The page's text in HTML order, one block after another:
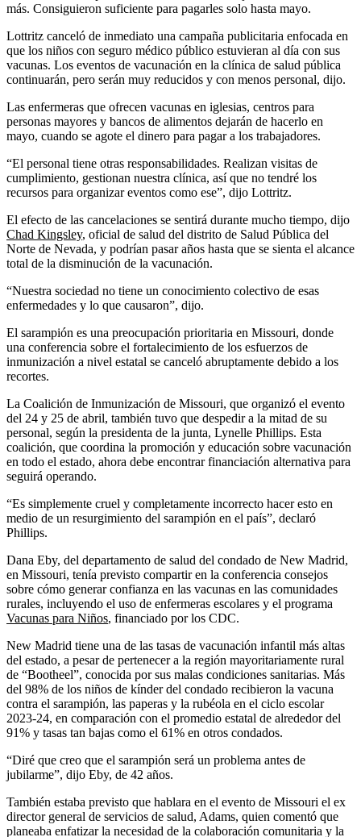
más. Consiguieron suficiente para pagarles solo hasta mayo.
Lottritz canceló de inmediato una campaña publicitaria enfocada en
que los niños con seguro médico público estuvieran al día con sus
vacunas. Los eventos de vacunación en la clínica de salud pública
continuarán, pero serán muy reducidos y con menos personal, dijo.
Las enfermeras que ofrecen vacunas en iglesias, centros para
personas mayores y bancos de alimentos dejarán de hacerlo en
mayo, cuando se agote el dinero para pagar a los trabajadores.
“El personal tiene otras responsabilidades. Realizan visitas de
cumplimiento, gestionan nuestra clínica, así que no tendré los
recursos para organizar eventos como ese”, dijo Lottritz.
El efecto de las cancelaciones se sentirá durante mucho tiempo, dijo
Chad Kingsley, oficial de salud del distrito de Salud Pública del
Norte de Nevada, y podrían pasar años hasta que se sienta el alcance
total de la disminución de la vacunación.
“Nuestra sociedad no tiene un conocimiento colectivo de esas
enfermedades y lo que causaron”, dijo.
El sarampión es una preocupación prioritaria en Missouri, donde
una conferencia sobre el fortalecimiento de los esfuerzos de
inmunización a nivel estatal se canceló abruptamente debido a los
recortes.
La Coalición de Inmunización de Missouri, que organizó el evento
del 24 y 25 de abril, también tuvo que despedir a la mitad de su
personal, según la presidenta de la junta, Lynelle Phillips. Esta
coalición, que coordina la promoción y educación sobre vacunación
en todo el estado, ahora debe encontrar financiación alternativa para
seguirá operando.
“Es simplemente cruel y completamente incorrecto hacer esto en
medio de un resurgimiento del sarampión en el país”, declaró
Phillips.
Dana Eby, del departamento de salud del condado de New Madrid,
en Missouri, tenía previsto compartir en la conferencia consejos
sobre cómo generar confianza en las vacunas en las comunidades
rurales, incluyendo el uso de enfermeras escolares y el programa
Vacunas para Niños, financiado por los CDC.
New Madrid tiene una de las tasas de vacunación infantil más altas
del estado, a pesar de pertenecer a la región mayoritariamente rural
de “Bootheel”, conocida por sus malas condiciones sanitarias. Más
del 98% de los niños de kínder del condado recibieron la vacuna
contra el sarampión, las paperas y la rubéola en el ciclo escolar
2023-24, en comparación con el promedio estatal de alrededor del
91% y tasas tan bajas como el 61% en otros condados.
“Diré que creo que el sarampión será un problema antes de
jubilarme”, dijo Eby, de 42 años.
También estaba previsto que hablara en el evento de Missouri el ex
director general de servicios de salud, Adams, quien comentó que
planeaba enfatizar la necesidad de la colaboración comunitaria y la